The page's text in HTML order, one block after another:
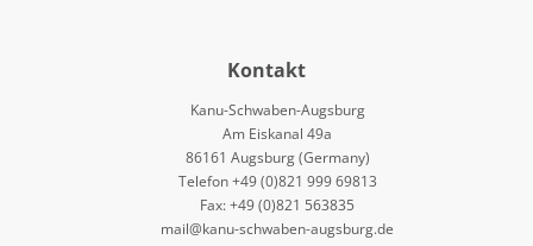
Kontakt
Kanu-Schwaben-Augsburg
Am Eiskanal 49a
86161 Augsburg (Germany)
Telefon +49 (0)821 999 69813
Fax: +49 (0)821 563835
mail@kanu-schwaben-augsburg.de